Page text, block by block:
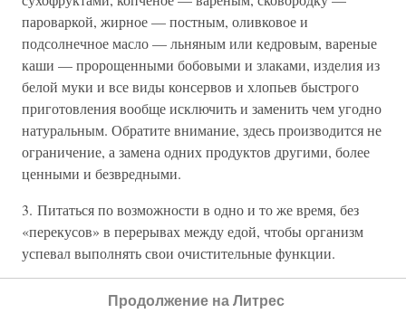
пароваркой, жирное — постным, оливковое и
подсолнечное масло — льняным или кедровым, вареные
каши — пророщенными бобовыми и злаками, изделия из
белой муки и все виды консервов и хлопьев быстрого
приготовления вообще исключить и заменить чем угодно
натуральным. Обратите внимание, здесь производится не
ограничение, а замена одних продуктов другими, более
ценными и безвредными.
3. Питаться по возможности в одно и то же время, без
«перекусов» в перерывах между едой, чтобы организм
успевал выполнять свои очистительные функции.
день, желательно живой. От напитков, кроме
Продолжение на Литрес